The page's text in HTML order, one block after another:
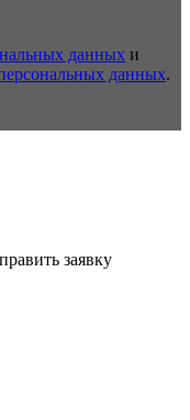
данных и
данных.
заявку